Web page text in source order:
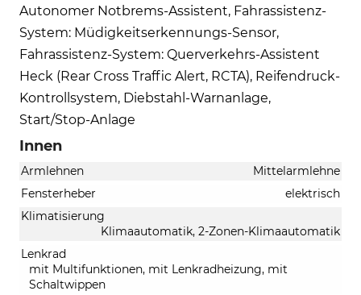
Autonomer Notbrems-Assistent, Fahrassistenz-
System: Müdigkeitserkennungs-Sensor,
Fahrassistenz-System: Querverkehrs-Assistent
Heck (Rear Cross Traffic Alert, RCTA), Reifendruck-
Kontrollsystem, Diebstahl-Warnanlage,
Start/Stop-Anlage
Innen
Armlehnen
Mittelarmlehne
Fensterheber
elektrisch
Klimatisierung
Klimaautomatik, 2-Zonen-Klimaautomatik
Lenkrad
mit Multifunktionen, mit Lenkradheizung, mit
Schaltwippen